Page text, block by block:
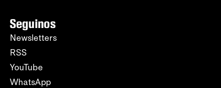
Seguinos
Newsletters
RSS
YouTube
WhatsApp